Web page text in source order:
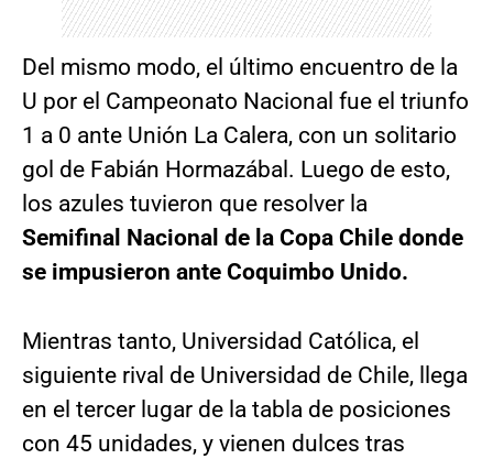
Del mismo modo, el último encuentro de la
U por el Campeonato Nacional fue el triunfo
1 a 0 ante Unión La Calera, con un solitario
gol de Fabián Hormazábal. Luego de esto,
los azules tuvieron que resolver la
Semifinal Nacional de la Copa Chile donde
se impusieron ante Coquimbo Unido.
Mientras tanto, Universidad Católica, el
siguiente rival de Universidad de Chile, llega
en el tercer lugar de la tabla de posiciones
con 45 unidades, y vienen dulces tras